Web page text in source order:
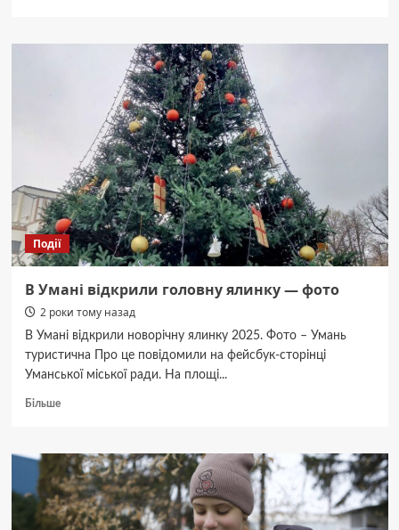
Черкащині
вітчима:
чоловіку
оголосили
підозру
Події
В Умані відкрили головну ялинку — фото
2 роки тому назад
В Умані відкрили новорічну ялинку 2025. Фото – Умань
туристична Про це повідомили на фейсбук-сторінці
Уманської міської ради. На площі...
БільшеДокладніше
Умані
відкрили
головну
ялинку
—